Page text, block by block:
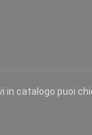
in catalogo puoi